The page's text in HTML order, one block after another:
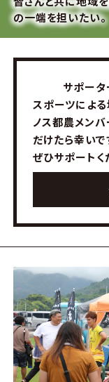
の一端を担いたい。
サポータ
スポーツによ
ノス都農メン
だけたら幸いで
ぜひサポートく